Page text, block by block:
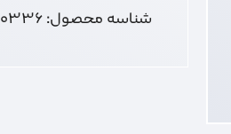
عدد
شناسه محصول:0336